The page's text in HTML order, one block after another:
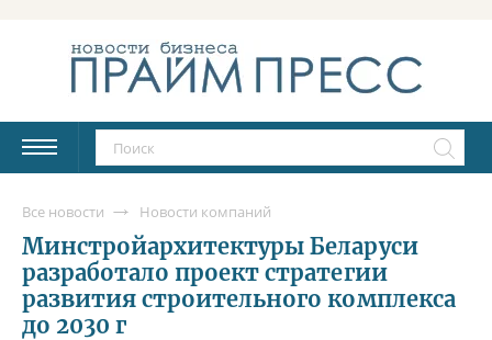
Все новости Новости компаний
Минстройархитектуры Беларуси
разработало проект стратегии
развития строительного комплекса
до 2030 г